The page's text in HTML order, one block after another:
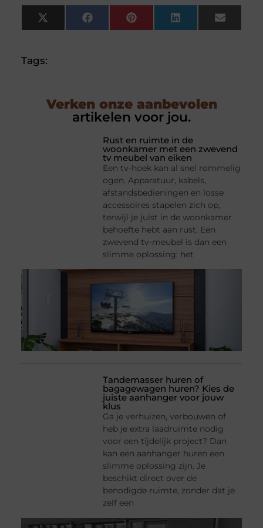
X
(Twitter)
FacebookPinterestLinkedInEmail
Tags:
Verken onze aanbevolen
artikelen voor jou.
Rust en ruimte in de
woonkamer met een zwevend
tv meubel van eiken
Een tv-hoek kan al snel rommelig
ogen. Apparatuur, kabels,
afstandsbedieningen en losse
accessoires stapelen zich op,
terwijl je juist in de woonkamer
behoefte hebt aan rust. Een
zwevend tv-meubel is dan een
slimme oplossing: het
Tandemasser huren of
bagagewagen huren? Kies de
juiste aanhanger voor jouw
klus
Ga je verhuizen, verbouwen of
heb je extra laadruimte nodig
voor een tijdelijk project? Dan
kan een aanhanger huren een
slimme oplossing zijn. Je
beschikt direct over de
benodigde ruimte, zonder dat je
zelf een